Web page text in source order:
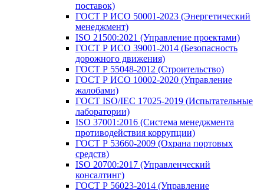
поставок)
ГОСТ Р ИСО 50001-2023 (Энергетический
менеджмент)
ISO 21500:2021 (Управление проектами)
ГОСТ Р ИСО 39001-2014 (Безопасность
дорожного движения)
ГОСТ Р 55048-2012 (Строительство)
ГОСТ Р ИСО 10002-2020 (Управление
жалобами)
ГОСТ ISO/IEC 17025-2019 (Испытательные
лаборатории)
ISO 37001:2016 (Система менеджмента
противодействия коррупции)
ГОСТ Р 53660-2009 (Охрана портовых
средств)
ISO 20700:2017 (Управленческий
консалтинг)
ГОСТ Р 56023-2014 (Управление